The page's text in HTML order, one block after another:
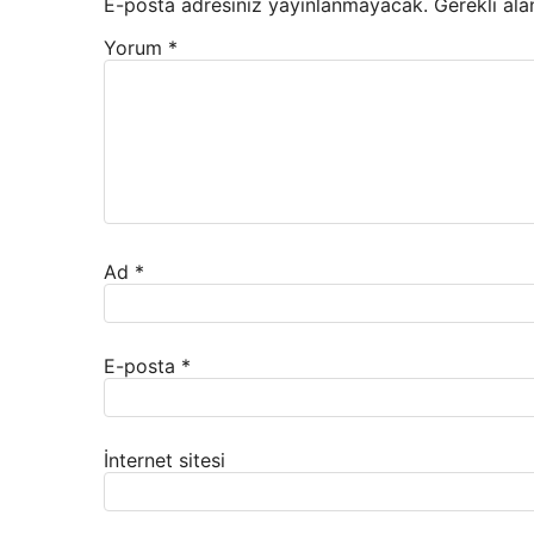
E-posta adresiniz yayınlanmayacak. Gerekli
Yorum *
Ad *
E-posta *
İnternet sitesi